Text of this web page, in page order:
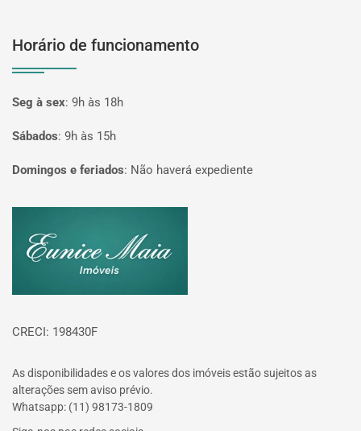
Horário de funcionamento
Seg à sex: 9h às 18h
Sábados: 9h às 15h
Domingos e feriados: Não haverá expediente
CRECI: 198430F
As disponibilidades e os valores dos imóveis estão sujeitos as
alterações sem aviso prévio.
Whatsapp: (11) 98173-1809